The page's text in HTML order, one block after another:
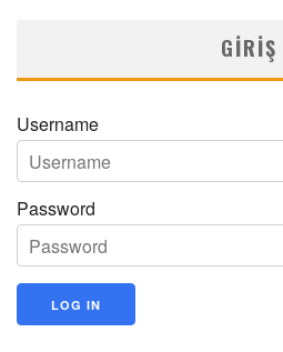
GIRIŞ
Username
Password